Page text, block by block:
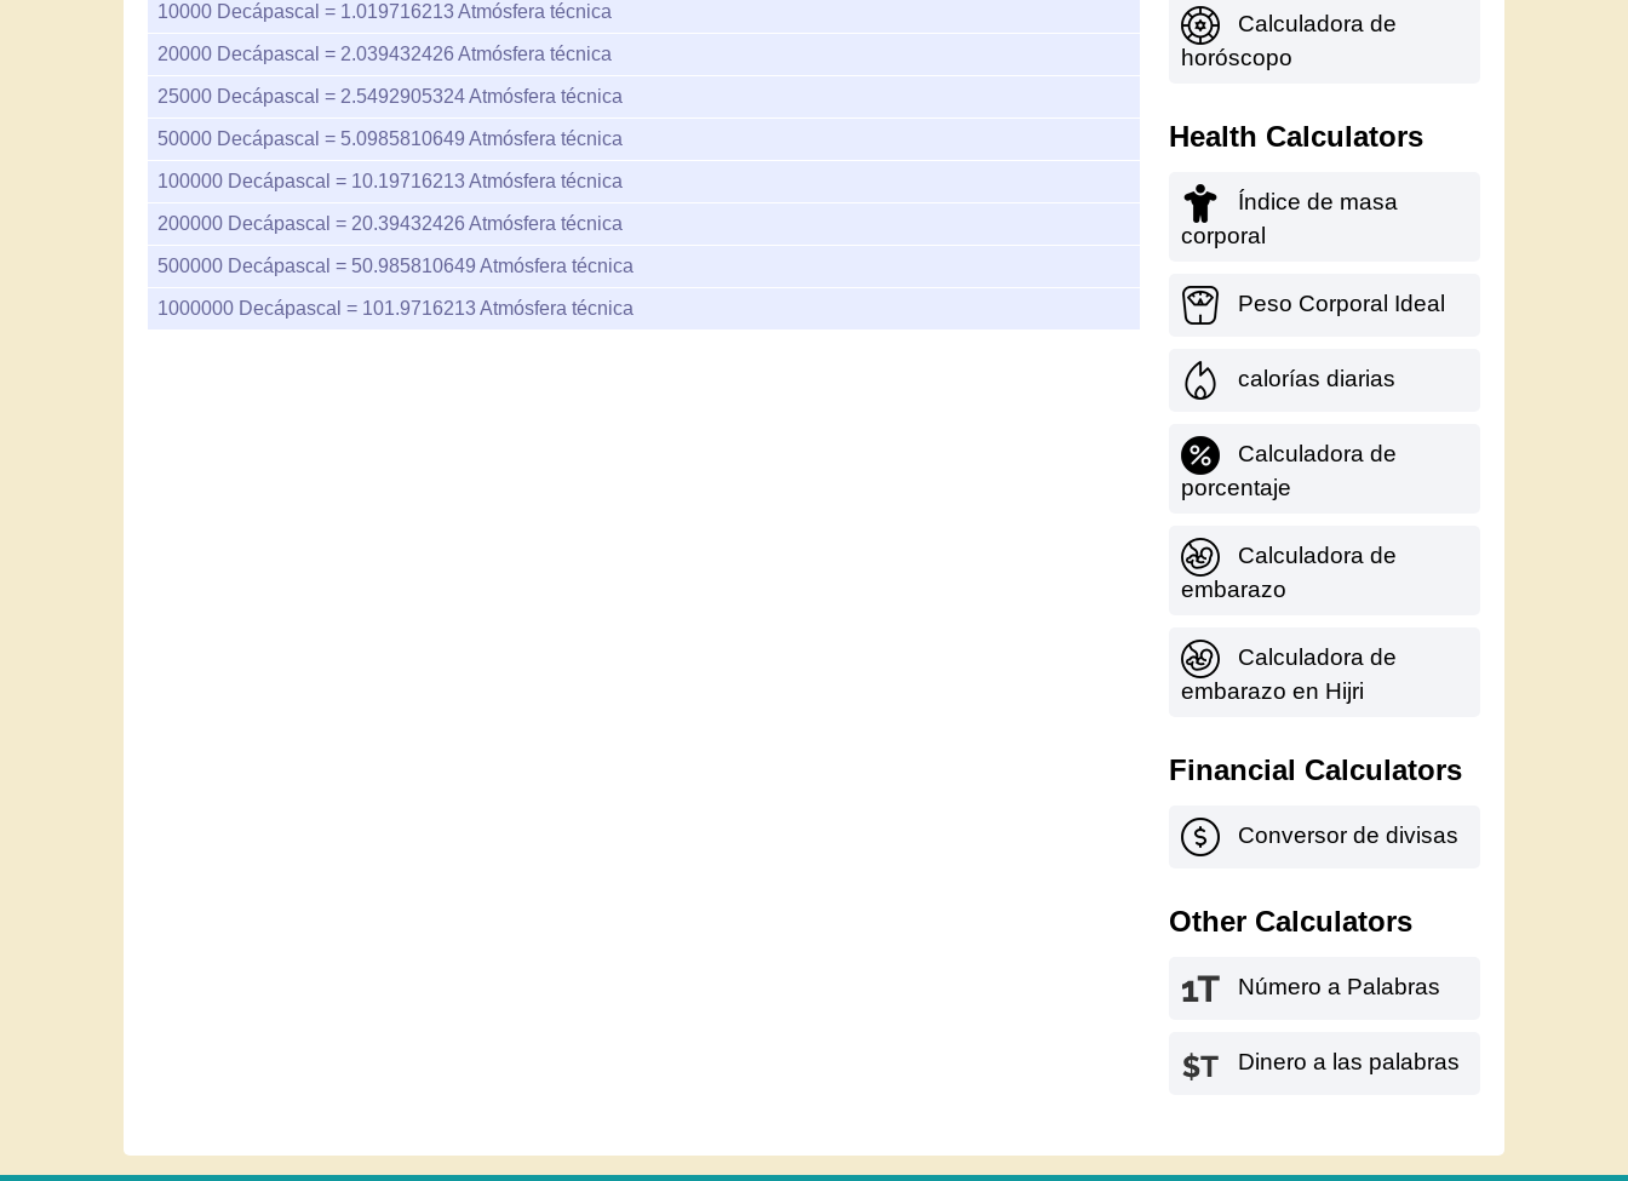
10000 Decápascal = 1.019716213 Atmósfera técnica
20000 Decápascal = 2.039432426 Atmósfera técnica
25000 Decápascal = 2.5492905324Atmósfera técnica
50000 Decápascal = 5.0985810649 Atmósfera técnica
100000 Decápascal = 10.19716213 Atmósfera técnica
200000 Decápascal = 20.39432426 Atmósfera técnica
500000 Decápascal = 50.985810649 Atmósfera técnica
1000000 Decápascal = 101.9716213 Atmósfera técnica
Calculadora de
horóscopo
Health Calculators
Índice de masa
corporal
Peso Corporal Ideal
calorías diarias
Calculadora de
porcentaje
Calculadora de
embarazo
Calculadora de
embarazo en Hijri
Financial Calculators
Conversor de divisas
Other Calculators
Número a Palabras
Dinero a las palabras